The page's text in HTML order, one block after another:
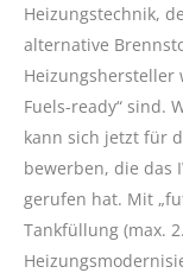
Heizungstechnik,
alternative
Heizungshersteller
Fuels-ready“ sind.
kann sich jetzt für
bewerben, die das
gerufen hat. Mit
Tankfüllung (max.